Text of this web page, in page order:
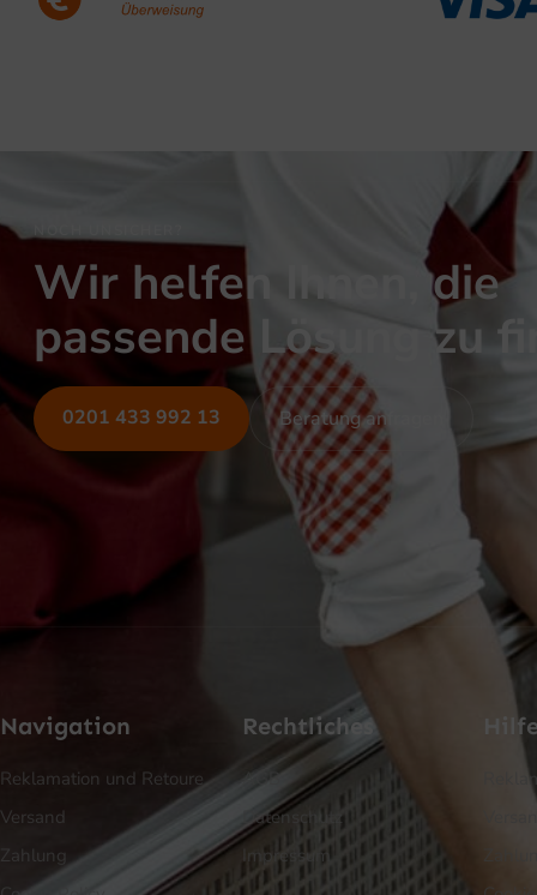
Wir helfen Ihnen, die
passende Lösung zu
0201 433 992 13 Beratung anfragen
Navigation
Reklamation und Retoure
Versand
Zahlung
Rechtliches
AGB
Datenschutz
Impressum